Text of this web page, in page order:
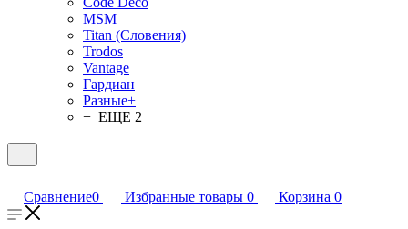
MSM
Titan (Словения)
Trodos
Vantage
Гардиан
Разные+
+ ЕЩЕ 2
Сравнение0 Избранные товары 0 Корзина 0